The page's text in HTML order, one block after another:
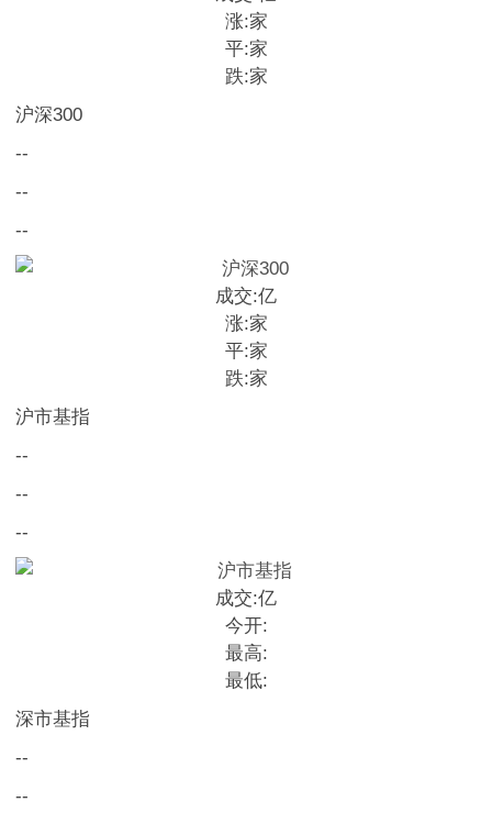
涨:家
平:家
跌:家
沪深300
--
--
--
成交:亿
涨:家
平:家
跌:家
沪市基指
--
--
--
成交:亿
今开:
最高:
最低:
深市基指
--
--